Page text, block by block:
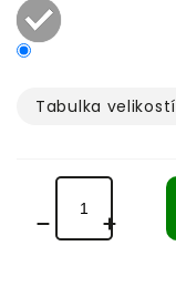
Tabulka velikostí­